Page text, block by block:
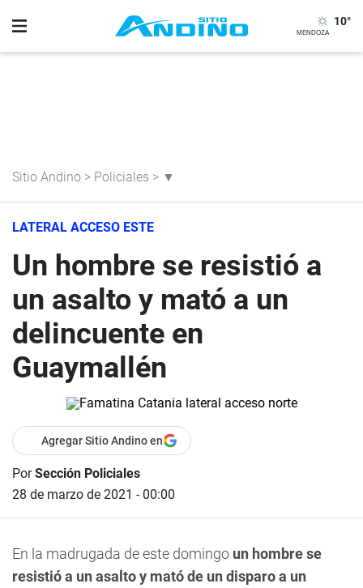
10°
Sitio Andino > Policiales > ▼
LATERAL ACCESO ESTE
Un hombre se resistió a
un asalto y mató a un
delincuente en
Guaymallén
Agregar Sitio Andino en
PorSección Policiales
28 de marzo de 2021 - 00:00
En la madrugada de este domingo un hombre se
resistió a un asalto y mató de un disparo a un